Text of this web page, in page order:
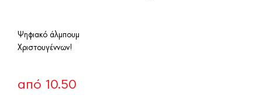
Ψηφιακό άλμπουμ
Χριστουγέννων!
από 10.50